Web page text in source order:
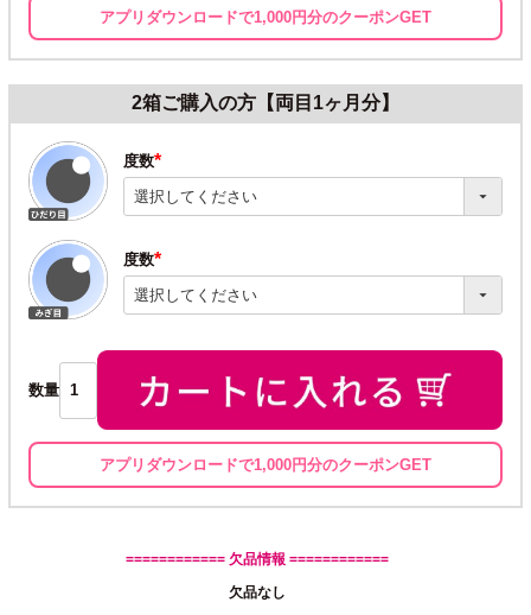
アプリダウンロードで1,000円分のクーポンGET
2箱ご購入の方【両目1ヶ月分】
度数
(必
須)
度数
(必
須)
数量
アプリダウンロードで1,000円分のクーポンGET
============ 欠品情報 ============
欠品なし